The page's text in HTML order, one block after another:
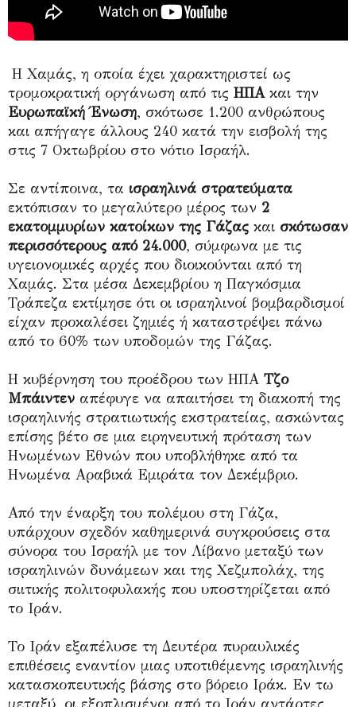
Η Χαμάς, η οποία έχει χαρακτηριστεί ως
τρομοκρατική οργάνωση από τις ΗΠΑκαι την
Ευρωπαϊκή Ένωση, σκότωσε 1.200 ανθρώπους
και απήγαγε άλλους 240 κατά την εισβολή της
στις 7 Οκτωβρίου στο νότιο Ισραήλ.
Σε αντίποινα, τα ισραηλινά στρατεύματα
εκτόπισαν το μεγαλύτερο μέρος των 2
εκατομμυρίων κατοίκων της Γάζας και σκότωσαν
περισσότερους από 24.000, σύμφωνα με τις
υγειονομικές αρχές που διοικούνται από τη
Χαμάς. Στα μέσα Δεκεμβρίου η Παγκόσμια
Τράπεζα εκτίμησε ότι οι ισραηλινοί βομβαρδισμοί
είχαν προκαλέσει ζημιές ή καταστρέψει πάνω
από το 60% των υποδομών της Γάζας.
Η κυβέρνηση του προέδρου των ΗΠΑ Τζο
Μπάιντεν απέφυγε να απαιτήσει τη διακοπή της
ισραηλινής στρατιωτικής εκστρατείας, ασκώντας
επίσης βέτο σε μια ειρηνευτική πρόταση των
Ηνωμένων Εθνών που υποβλήθηκε από τα
Ηνωμένα Αραβικά Εμιράτα τον Δεκέμβριο.
Από την έναρξη του πολέμου στη Γάζα,
υπάρχουν σχεδόν καθημερινά συγκρούσεις στα
σύνορα του Ισραήλ με τον Λίβανο μεταξύ των
ισραηλινών δυνάμεων και της Χεζμπολάχ, της
σιιτικής πολιτοφυλακής που υποστηρίζεται από
το Ιράν.
Το Ιράν εξαπέλυσε τη Δευτέρα πυραυλικές
επιθέσεις εναντίον μιας υποτιθέμενης ισραηλινής
κατασκοπευτικής βάσης στο βόρειο Ιράκ. Εν τω